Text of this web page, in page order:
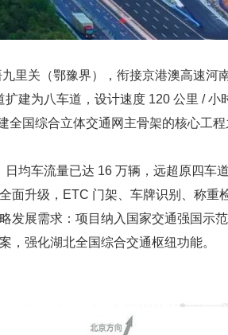
关（鄂豫界），衔接京港澳高速河
建为八车道，设计速度 120 公里 /
国综合立体交通网主骨架的核心工程
均车流量已达 16 万辆，远超原四车
面升级，ETC 门架、车牌识别、称
发展需求：项目纳入国家交通强国示
，强化湖北全国综合交通枢纽功能。